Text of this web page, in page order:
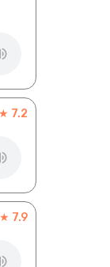
★ 7.2
★ 7.9